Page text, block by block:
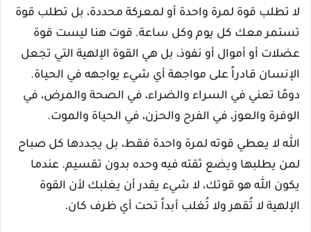
لا تطلب قوة لمرة واحدة أو لمعركة محددة، بل تطلب قوة
تستمر معك كل يوم وكل ساعة. قوت هنا ليست قوة
عضلات أو أموال أو نفوذ، بل هي القوة الإلهية التي تجعل
الإنسان قادراً على مواجهة أي شيء يواجهه في الحياة.
دومًا تعني في السراء والضراء، في الصحة والمرض، في
الوفرة والعوز، في الفرح والحزن، في الحياة والموت.
الله لا يعطي قوته لمرة واحدة فقط، بل يجددها كل صباح
لمن يطلبها ويضع ثقته فيه وحده بدون تقسيم. عندما
يكون الله هو قوتك، لا شيء يقدر أن يغلبك لأن القوة
الإلهية لا تُقهر ولا تُغلب أبداً تحت أي ظرف كان.